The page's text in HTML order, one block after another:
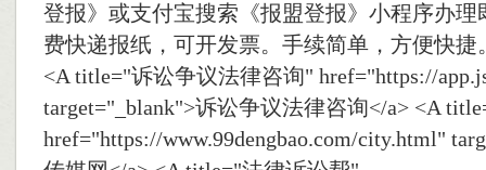
登报》或支付宝搜索《报盟登报》小程序办理
费快递报纸，可开发票。手续简单，方便快捷
<A title="诉讼争议法律咨询" href="https://
target="_blank">诉讼争议法律咨询</a> <A
href="https://www.99dengbao.com/city.html"